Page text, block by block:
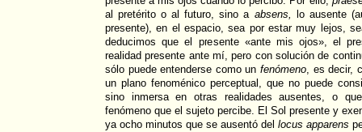
al pretérito o al futuro, sino a absens, lo ausente
presente), en el espacio, sea por estar muy lejos,
deducimos que el presente «ante mis ojos», el
realidad presente ante mí, pero con solución de
sólo puede entenderse como un fenómeno, es decir,
un plano fenoménico perceptual, que no puede
sino inmersa en otras realidades ausentes, o
fenómeno que el sujeto percibe. El Sol presente y
ya ocho minutos que se ausentó del locus apparens